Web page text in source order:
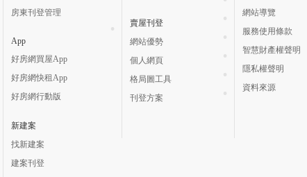
房東刊登管理
App
好房網買屋App
好房網快租App
好房網行動版
新建案
找新建案
建案刊登
賣屋刊登
網站優勢
個人網頁
格局圖工具
刊登方案
網站導覽
服務使用條款
智慧財產權聲明
隱私權聲明
資料來源